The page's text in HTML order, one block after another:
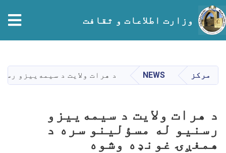
main
content
وزارت اطلاعات و ثقافت
مرکز NEWS د هرات ولایت د سیمه‌ییزو
د هرات ولایت د سیمه‌ییزو
رسنیو له مسؤلینو سره د
همغږۍ غونډه وشوه